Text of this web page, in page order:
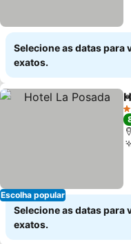
Selecione as datas para
exatos.
Escolha popular
3
Selecione as datas para
exatos.